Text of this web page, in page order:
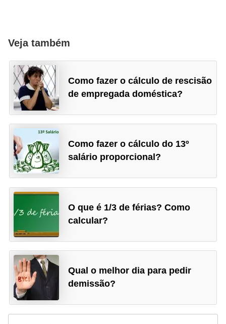
Veja também
Como fazer o cálculo de rescisão
de empregada doméstica?
Como fazer o cálculo do 13º
salário proporcional?
O que é 1/3 de férias? Como
calcular?
Qual o melhor dia para pedir
demissão?
R
l
ó
g
i
s
d
e
p
o
t
o
S
o
f